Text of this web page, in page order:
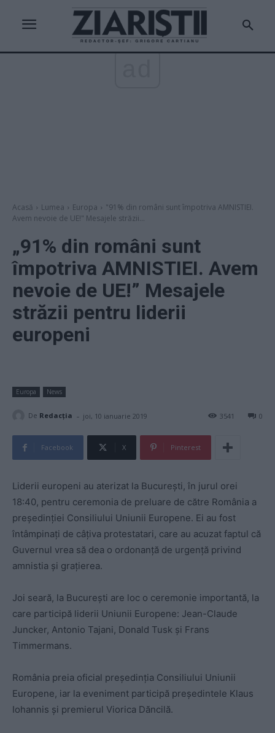
Acasă Lumea Europa
"91% din români sunt împotriva AMNISTIEI.
Avem nevoie de UE!" Mesajele străzii...
„91% din români sunt
împotriva AMNISTIEI. Avem
nevoie de UE!” Mesajele
străzii pentru liderii
europeni
Europa News
De Redacţia - joi, 10 ianuarie 2019 0
3541
Facebook X Pinterest
Liderii europeni au aterizat la București, în jurul orei
18:40, pentru ceremonia de preluare de către România a
președinției Consiliului Uniunii Europene. Ei au fost
întâmpinați de câțiva protestatari, care au acuzat faptul că
Guvernul vrea să dea o ordonanță de urgență privind
amnistia și grațierea.
Joi seară, la București are loc o ceremonie importantă, la
care participă liderii Uniunii Europene: Jean-Claude
Juncker, Antonio Tajani, Donald Tusk şi Frans
Timmermans.
România preia oficial preşedinţia Consiliului Uniunii
Europene, iar la eveniment participă preşedintele Klaus
Iohannis şi premierul Viorica Dăncilă.